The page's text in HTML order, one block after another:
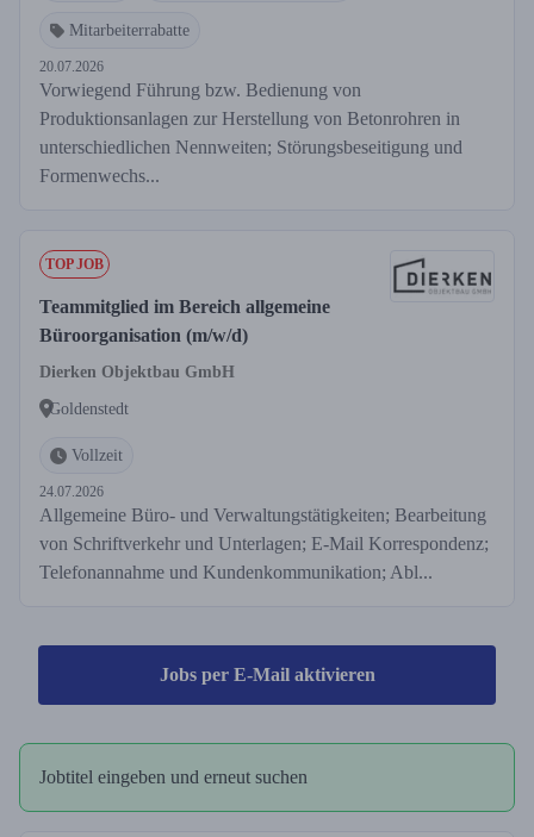
Mitarbeiterrabatte
20.07.2026
Vorwiegend Führung bzw. Bedienung von
Produktionsanlagen zur Herstellung von Betonrohren in
unterschiedlichen Nennweiten; Störungsbeseitigung und
Formenwechs...
TOP JOB
Teammitglied im Bereich allgemeine
Büroorganisation (m/w/d)
Dierken Objektbau GmbH
Goldenstedt
Vollzeit
24.07.2026
Allgemeine Büro- und Verwaltungstätigkeiten; Bearbeitung
von Schriftverkehr und Unterlagen; E-Mail Korrespondenz;
Telefonannahme und Kundenkommunikation; Abl...
Jobs per E-Mail aktivieren
Jobtitel eingeben und erneut suchen